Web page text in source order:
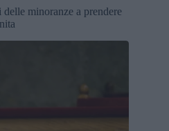
minoranze a prendere